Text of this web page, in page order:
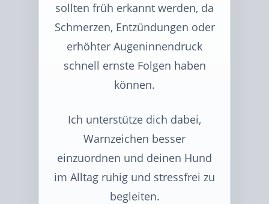
sollten früh erkannt werden, da
Schmerzen, Entzündungen oder
erhöhter Augeninnendruck
schnell ernste Folgen haben
können.
Ich unterstütze dich dabei,
Warnzeichen besser
einzuordnen und deinen Hund
im Alltag ruhig und stressfrei zu
begleiten.